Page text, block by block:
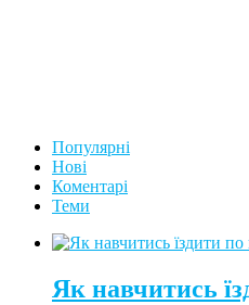
Популярні
Нові
Коментарі
Теми
Як навчитись